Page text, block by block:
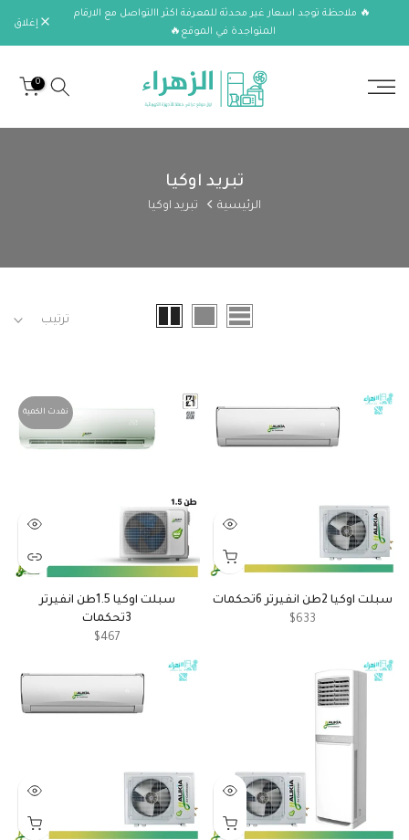
الانتقال🔥 ملاحظة توجد اسعار غير محدثة للمعرفة اكثر االتواصل مع الارقام
المتواجدة في الموقع🔥
إغلاق
0
تبريد اوكيا
الرئيسية تبريد اوكيا
ترتيب
سبلت اوكيا 2طن انفيرتر 6تحكمات
$633
نفدت الكمية
سبلت اوكيا 1.5طن انفيرتر
3تحكمات
$467